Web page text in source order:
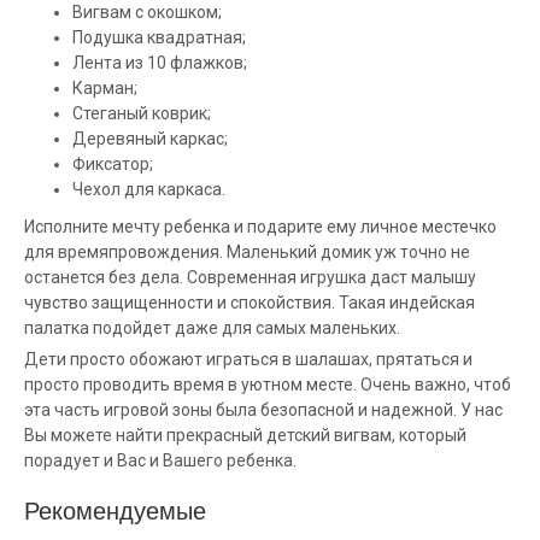
Вигвам с окошком;
Подушка квадратная;
Лента из 10 флажков;
Карман;
Стеганый коврик;
Деревяный каркас;
Фиксатор;
Чехол для каркаса.
Исполните мечту ребенка и подарите ему личное местечко
для времяпровождения. Маленький домик уж точно не
останется без дела. Современная игрушка даст малышу
чувство защищенности и спокойствия. Такая индейская
палатка подойдет даже для самых маленьких.
Дети просто обожают играться в шалашах, прятаться и
просто проводить время в уютном месте. Очень важно, чтоб
эта часть игровой зоны была безопасной и надежной. У нас
Вы можете найти прекрасный детский вигвам, который
порадует и Вас и Вашего ребенка.
Рекомендуемые